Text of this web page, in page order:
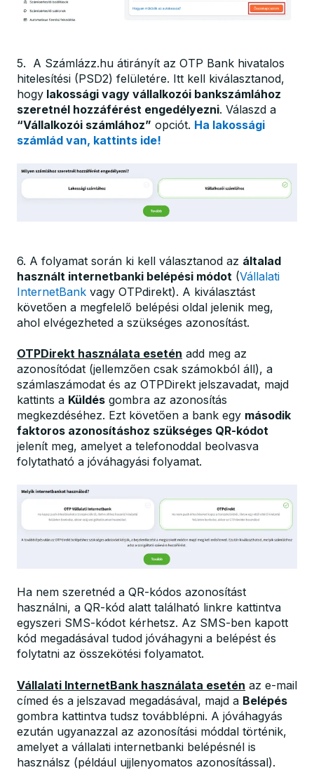
5. A Számlázz.hu átirányít az OTP Bank hivatalos
hitelesítési (PSD2) felületére. Itt kell kiválasztanod,
hogy lakossági vagy vállalkozói bankszámlához
szeretnél hozzáférést engedélyezni. Válaszd a
“Vállalkozói számlához” opciót. Ha lakossági
számlád van, kattints ide!
6. A folyamat során ki kell választanod az általad
használt internetbanki belépési módot (Vállalati
InternetBank vagy OTPdirekt). A kiválasztást
követően a megfelelő belépési oldal jelenik meg,
ahol elvégezheted a szükséges azonosítást.
OTPDirekt használata esetén add meg az
azonosítódat (jellemzően csak számokból áll), a
számlaszámodat és az OTPDirekt jelszavadat, majd
kattints a Küldés gombra az azonosítás
megkezdéséhez. Ezt követően a bank egy második
faktoros azonosításhoz szükséges QR-kódot
jelenít meg, amelyet a telefonoddal beolvasva
folytatható a jóváhagyási folyamat.
Ha nem szeretnéd a QR-kódos azonosítást
használni, a QR-kód alatt található linkre kattintva
egyszeri SMS-kódot kérhetsz. Az SMS-ben kapott
kód megadásával tudod jóváhagyni a belépést és
folytatni az összekötési folyamatot.
Vállalati InternetBank használata esetén az e-mail
címed és a jelszavad megadásával, majd a Belépés
gombra kattintva tudsz továbblépni. A jóváhagyás
ezután ugyanazzal az azonosítási móddal történik,
amelyet a vállalati internetbanki belépésnél is
használsz (például ujjlenyomatos azonosítással).